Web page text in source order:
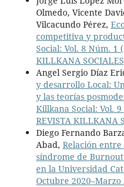
Olmedo, Vicente
Vilcacundo Pérez,
competitiva y
Social: Vol. 8 Núm. 1
KILLKANA
Angel Sergio Díaz
y desarrollo Local:
y las teorías
Killkana Social: Vol.
REVISTA KILLKANA
Diego Fernando
Abad, Relación
síndrome de
en la Universidad
Octubre 2020–Marzo